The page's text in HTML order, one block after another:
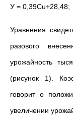
У =
Уравнения
разового
урожайность
(рисунок 1).
говорит о
увеличении